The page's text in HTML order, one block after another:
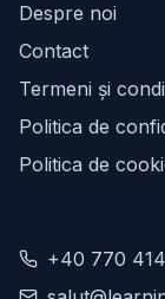
Despre noi
Contact
Termeni și
Politica de
Politica de
+40 770